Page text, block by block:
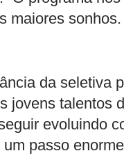
maiores
da seletiva
jovens talentos
evoluindo
passo